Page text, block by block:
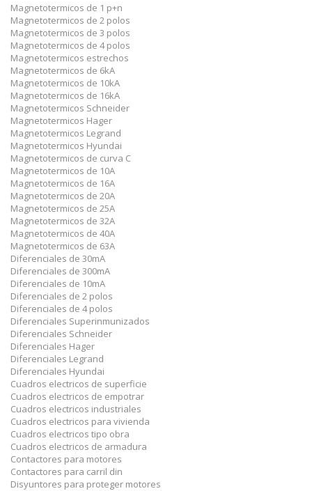
Magnetotermicos de 1 p+n
Magnetotermicos de 2 polos
Magnetotermicos de 3 polos
Magnetotermicos de 4 polos
Magnetotermicos estrechos
Magnetotermicos de 6kA
Magnetotermicos de 10kA
Magnetotermicos de 16kA
Magnetotermicos Schneider
Magnetotermicos Hager
Magnetotermicos Legrand
Magnetotermicos Hyundai
Magnetotermicos de curva C
Magnetotermicos de 10A
Magnetotermicos de 16A
Magnetotermicos de 20A
Magnetotermicos de 25A
Magnetotermicos de 32A
Magnetotermicos de 40A
Magnetotermicos de 63A
Diferenciales de 30mA
Diferenciales de 300mA
Diferenciales de 10mA
Diferenciales de 2 polos
Diferenciales de 4 polos
Diferenciales Superinmunizados
Diferenciales Schneider
Diferenciales Hager
Diferenciales Legrand
Diferenciales Hyundai
Cuadros electricos de superficie
Cuadros electricos de empotrar
Cuadros electricos industriales
Cuadros electricos para vivienda
Cuadros electricos tipo obra
Cuadros electricos de armadura
Contactores para motores
Contactores para carril din
Disyuntores para proteger motores